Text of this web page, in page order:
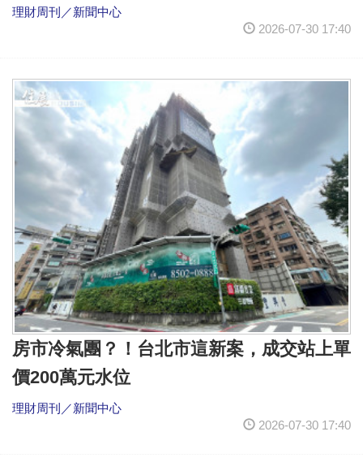
理財周刊／新聞中心
2026-07-30 17:40
房市冷氣團？！台北市這新案，成交站上單
價200萬元水位
理財周刊／新聞中心
2026-07-30 17:40